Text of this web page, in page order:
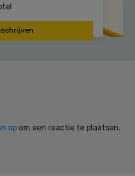
op om een reactie te plaatsen.